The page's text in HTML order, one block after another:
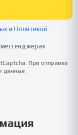
и Политикой
мессенджерах
При отправке
данные.